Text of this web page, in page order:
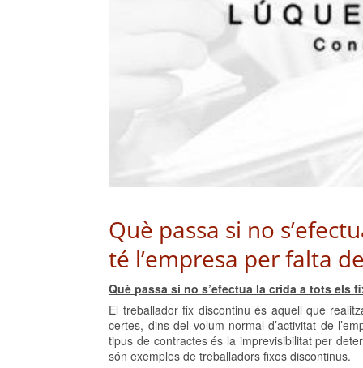
Què passa si no
té l’empresa per falta
Què passa si no s’efectua la crida a tots els
El treballador fix discontinu és aquell que
certes, dins del volum normal d’activitat de
tipus de contractes és la imprevisibilitat per
són exemples de treballadors fixos discontinus.